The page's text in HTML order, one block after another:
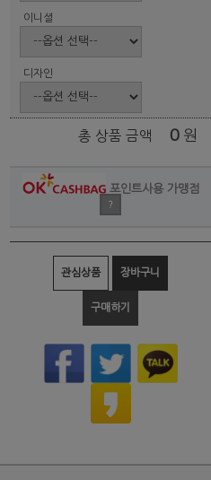
이니셜
디자인
총 상품 금액 0 원
포인트사용 가맹점
?
관심상품 장바구니
구매하기